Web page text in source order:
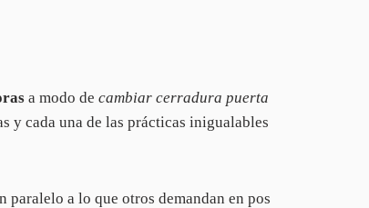
a modo de cambiar cerradura puerta
y cada una de las prácticas inigualables
paralelo a lo que otros demandan en pos